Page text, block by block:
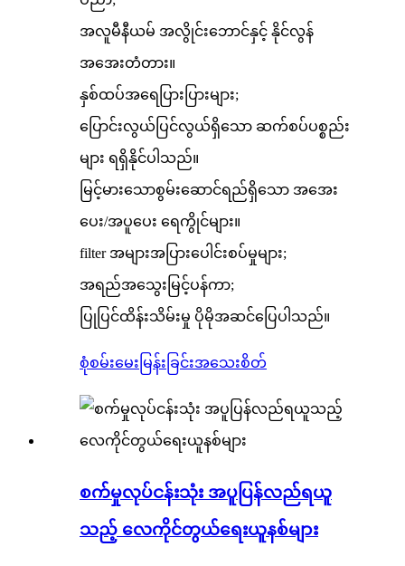
အလူမီနီယမ် အလွိုင်းဘောင်နှင့် နိုင်လွန်
အအေးတံတား။
နှစ်ထပ်အရေပြားပြားများ;
ပြောင်းလွယ်ပြင်လွယ်ရှိသော ဆက်စပ်ပစ္စည်း
များ ရရှိနိုင်ပါသည်။
မြင့်မားသောစွမ်းဆောင်ရည်ရှိသော အအေး
ပေး/အပူပေး ရေကွိုင်များ။
filter အများအပြားပေါင်းစပ်မှုများ;
အရည်အသွေးမြင့်ပန်ကာ;
ပြုပြင်ထိန်းသိမ်းမှု ပိုမိုအဆင်ပြေပါသည်။
စုံစမ်းမေးမြန်းခြင်းအသေးစိတ်
စက်မှုလုပ်ငန်းသုံး အပူပြန်လည်ရယူ
သည့် လေကိုင်တွယ်ရေးယူနစ်များ